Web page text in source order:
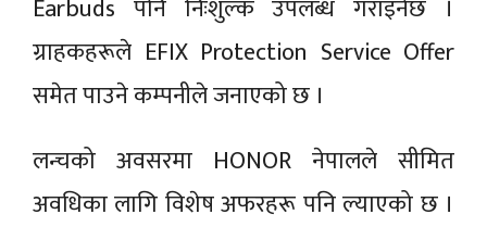
Earbuds पनि निःशुल्क उपलब्ध गराइनेछ ।
ग्राहकहरूले EFIX Protection Service Offer
समेत पाउने कम्पनीले जनाएको छ ।
लन्चको अवसरमा HONOR नेपालले सीमित
अवधिका लागि विशेष अफरहरू पनि ल्याएको छ ।